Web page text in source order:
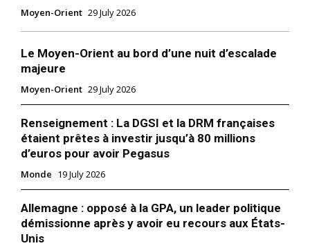
Moyen-Orient 29 July 2026
Le Moyen-Orient au bord d’une nuit d’escalade
majeure
Moyen-Orient 29 July 2026
Renseignement : La DGSI et la DRM françaises
étaient prêtes à investir jusqu’à 80 millions
d’euros pour avoir Pegasus
Monde 19 July 2026
Allemagne : opposé à la GPA, un leader politique
démissionne après y avoir eu recours aux États-
Unis